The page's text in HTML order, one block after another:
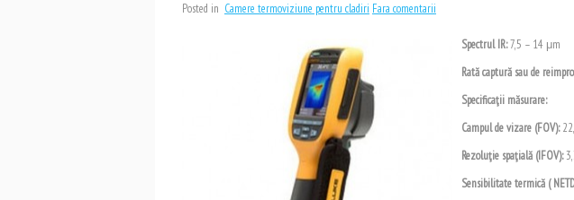
Posted in Camere termoviziune pentru cladiri Fara comentarii
Spectrul IR:7,5 – 14 μm
Rată captură sau de
Specificaţii măsurare:
Campul de vizare (FOV):
Rezoluţie spaţială (IFOV):
Sensibilitate termică (